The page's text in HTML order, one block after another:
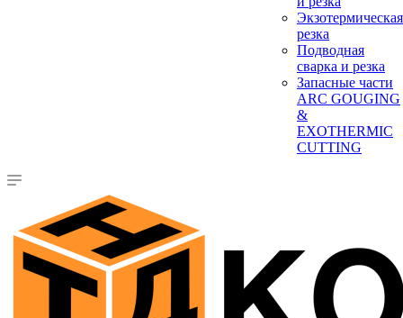
Экзотермическая
резка
Подводная
сварка и резка
Запасные части
ARC GOUGING
&
EXOTHERMIC
CUTTING